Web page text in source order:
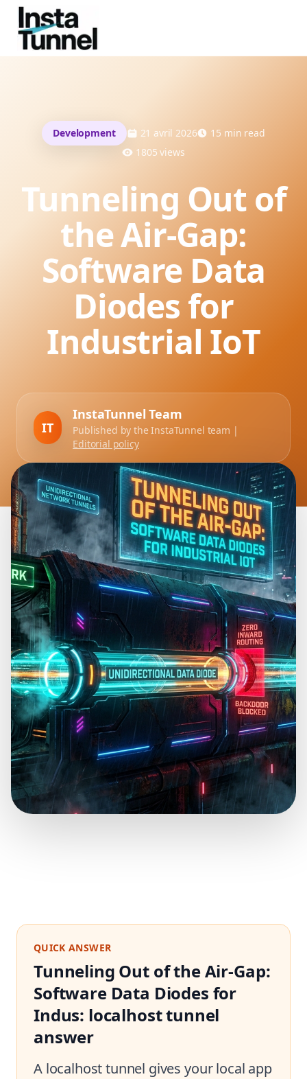
Development 21 avril 2026 15 min read
1805 views
Tunneling Out of
the Air-Gap:
Software Data
Diodes for
Industrial IoT
IT
InstaTunnel Team
Published by the InstaTunnel team |
Editorial policy
QUICK ANSWER
Tunneling Out of the Air-Gap:
Software Data Diodes for
Indus: localhost tunnel
answer
A localhost tunnel gives your local app